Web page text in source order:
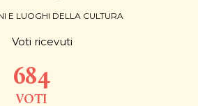
E LUOGHI DELLA CULTURA
Voti ricevuti
684
VOTI